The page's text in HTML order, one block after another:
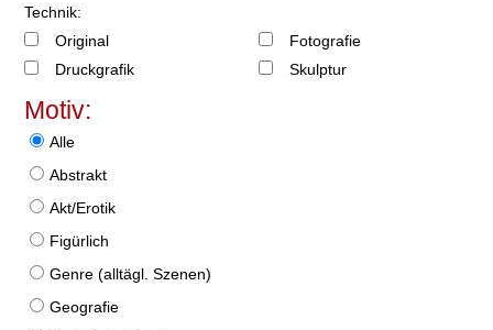
Technik:
Original
Druckgrafik
Fotografie
Skulptur
Motiv:
Alle
Abstrakt
Akt/Erotik
Figürlich
Genre (alltägl. Szenen)
Geografie